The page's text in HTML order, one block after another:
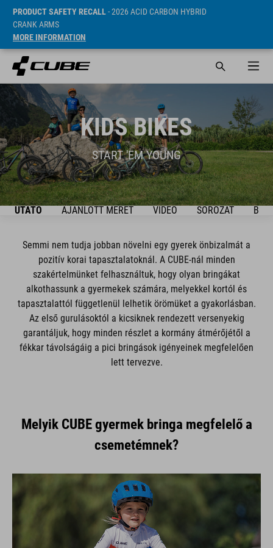
PRODUCT SAFETY RECALL- 2026 ACID CARBON HYBRID
CRANK ARMS
MORE INFORMATION
KIDS BIKES
START 'EM YOUNG
AJÁNLOTT MÉRET VIDEO SOROZAT
Semmi nem tudja jobban növelni egy gyerek önbizalmát a
pozitív korai tapasztalatoknál. A CUBE-nál minden
szakértelmünket felhasználtuk, hogy olyan bringákat
alkothassunk a gyermekek számára, melyekkel kortól és
tapasztalattól függetlenül lelhetik örömüket a gyakorlásban.
Az első gurulásoktól a kicsiknek rendezett versenyekig
garantáljuk, hogy minden részlet a kormány átmérőjétől a
fékkar távolságáig a pici bringások igényeinek megfelelően
lett tervezve.
Melyik CUBE gyermek bringa megfelelő a
csemetémnek?